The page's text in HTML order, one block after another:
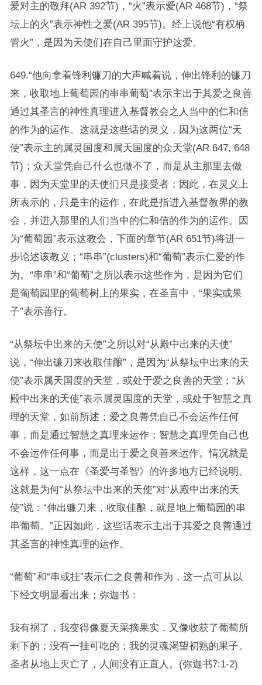
爱对主的敬拜(AR 392节)，“火”表示爱(AR 468节)，“祭
坛上的火”表示神性之爱(AR 395节)。经上说他“有权柄
管火”，是因为天使们在自己里面守护这爱。
649.“他向拿着锋利镰刀的大声喊着说，伸出锋利的镰刀
来，收取地上葡萄园的串串葡萄”表示主出于其爱之良善
通过其圣言的神性真理进入基督教会之人当中的仁和信
的作为的运作。这就是这些话的灵义，因为这两位“天
使”表示主的属灵国度和属天国度的众天堂(AR 647, 648
节)；众天堂凭自己什么也做不了，而是从主那里去做
事，因为天堂里的天使们只是接受者；因此，在灵义上
所表示的，只是主的运作，在此是指进入基督教界的教
会，并进入那里的人们当中的仁和信的作为的运作。因
为“葡萄园”表示这教会，下面的章节(AR 651节)将进一
步论述该教义；“串串”(clusters)和“葡萄”表示仁爱的作
为。“串串”和“葡萄”之所以表示这些作为，是因为它们
是葡萄园里的葡萄树上的果实，在圣言中，“果实或果
子”表示善行。
“从祭坛中出来的天使”之所以对“从殿中出来的天使”
说，“伸出镰刀来收取佳酿”，是因为“从祭坛中出来的天
使”表示属天国度的天堂，或处于爱之良善的天堂；“从
殿中出来的天使”表示属灵国度的天堂，或处于智慧之真
理的天堂，如前所述；爱之良善凭自己不会运作任何
事，而是通过智慧之真理来运作；智慧之真理凭自己也
不会运作任何事，而是出于爱之良善来运作。情况就是
这样，这一点在《圣爱与圣智》的许多地方已经说明。
这就是为何“从祭坛中出来的天使”对“从殿中出来的天
使”说：“伸出镰刀来，收取佳酿，就是地上葡萄园的串
串葡萄。”正因如此，这些话表示主出于其爱之良善通过
其圣言的神性真理的运作。
“葡萄”和“串或挂”表示仁之良善和作为，这一点可从以
下经文明显看出来；弥迦书：
我有祸了，我变得像夏天采摘果实，又像收获了葡萄所
剩下的；没有一挂可吃的；我的灵魂渴望初熟的果子。
圣者从地上灭亡了，人间没有正直人。(弥迦书7:1-2)